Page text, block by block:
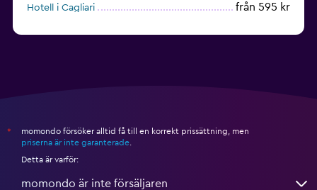
Hotell i Cagliari från 595 kr
*
momondo försöker alltid få till en korrekt prissättning, men
priserna är inte garanterade
Detta är varför:
momondo är inte försäljaren